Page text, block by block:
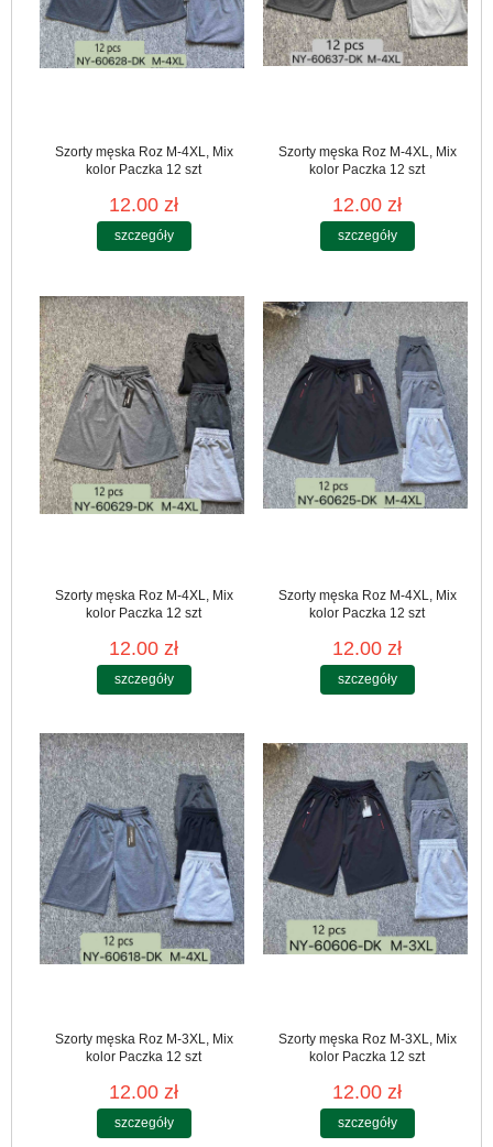
Szorty męska Roz M-4XL, Mix
kolor Paczka 12 szt
12.00 zł
szczegóły
Szorty męska Roz M-4XL, Mix
kolor Paczka 12 szt
12.00 zł
szczegóły
Szorty męska Roz M-4XL, Mix
kolor Paczka 12 szt
12.00 zł
szczegóły
Szorty męska Roz M-4XL, Mix
kolor Paczka 12 szt
12.00 zł
szczegóły
Szorty męska Roz M-3XL, Mix
kolor Paczka 12 szt
12.00 zł
szczegóły
Szorty męska Roz M-3XL, Mix
kolor Paczka 12 szt
12.00 zł
szczegóły